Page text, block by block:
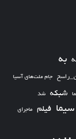
به
جام ملت‌های آسیا
شبکه شد
فیلم ماجرای